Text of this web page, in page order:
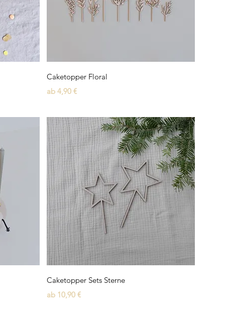
Schnellansicht
Caketopper Floral
ab 4,90 €
Sale-Preis
Schnellansicht
Caketopper Sets Sterne
ab 10,90 €
Sale-Preis